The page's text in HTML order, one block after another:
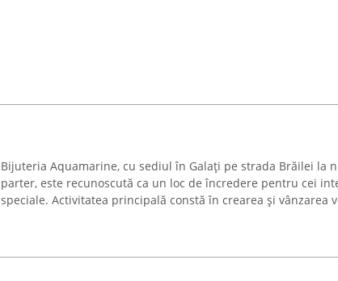
Bijuteria Aquamarine, cu sediul în Galați pe strada Brăilei la
parter, este recunoscută ca un loc de încredere pentru cei
speciale. Activitatea principală constă în crearea și vânzarea